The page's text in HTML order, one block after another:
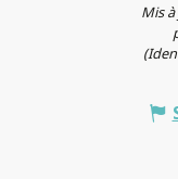
Mis à